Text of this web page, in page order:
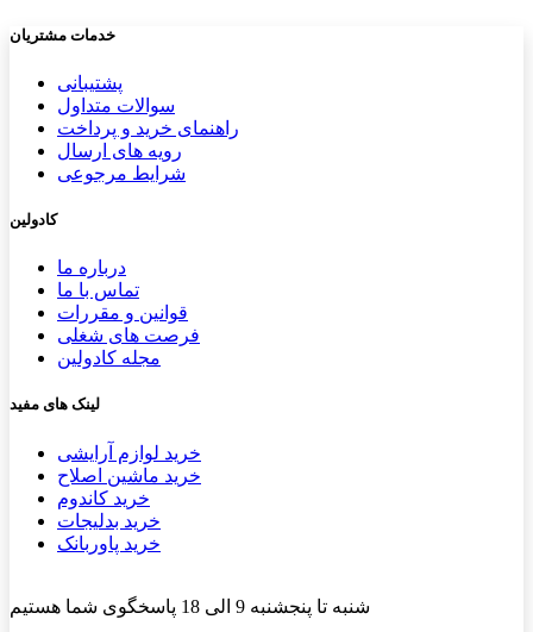
خدمات مشتریان
پشتیب​​انی
سوالات متداول
راهنمای خرید و پرداخت
رویه های ارسال
شرایط مرجوعی
کادولین
درباره ما
تماس با ما
قوانین و مقررات
فرصت های شغلی
مجله کادولین
لینک های مفید
خرید لوازم آرایشی
خرید ماشین اصلاح
خرید کاندوم
خرید بدلیجات
خرید پاوربانک
شنبه تا پنجشنبه 9 الی 18 پاسخگوی شما هستیم